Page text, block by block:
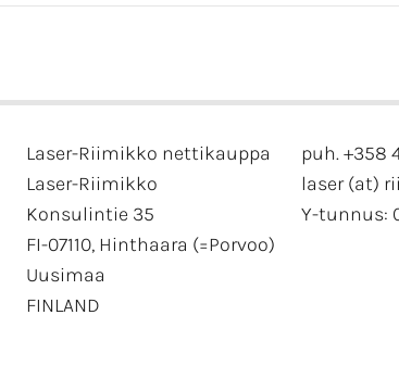
Laser-Riimikko nettikauppa
Laser-Riimikko
Konsulintie 35
FI-07110, Hinthaara (=Porvoo)
Uusimaa
FINLAND
puh. +358
laser (at)
Y-tunnus: